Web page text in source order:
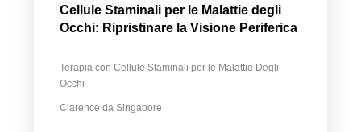
Cellule Staminali per le Malattie degli
Occhi: Ripristinare la Visione Periferica
Terapia con Cellule Staminali per le Malattie Degli
Occhi
Clarence da Singapore